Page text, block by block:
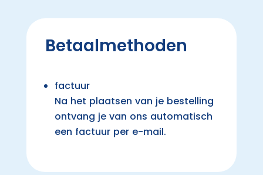
Betaalmethoden
factuur
Na het plaatsen van je bestelling
ontvang je van ons automatisch
een factuur per e-mail.